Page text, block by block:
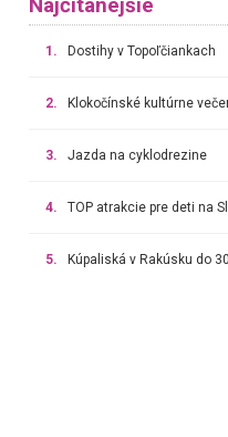
Najčítanejšie
1. Dostihy v Topoľčiankach
2. Klokočínské kultúrne
3. Jazda na cyklodrezine
4. TOP atrakcie pre deti na
5. Kúpaliská v Rakúsku do